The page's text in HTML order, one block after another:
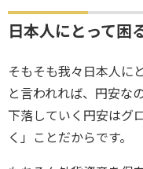
日本人にとって困
そもそも我々日本人に
と言われれば、円安な
下落していく円安はグ
く」ことだからです。